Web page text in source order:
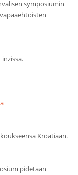
symposiumin
Kroatiaan.
pidetään